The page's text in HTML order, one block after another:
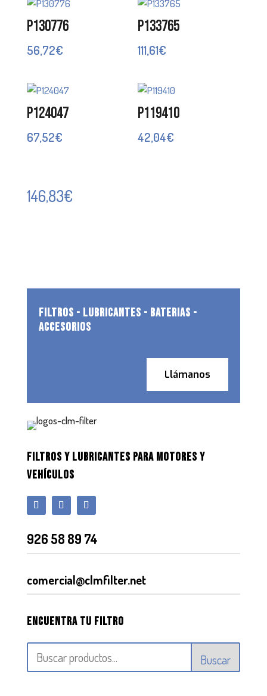
P130776
56,72€
P133765
111,61€
P124047
67,52€
P119410
42,04€
146,83€
FILTROS - LUBRICANTES - BATERIAS -
ACCESORIOS
Llámanos
FILTROS Y LUBRICANTES PARA MOTORES Y
VEHÍCULOS
926 58 89 74
comercial@clmfilter.net
Encuentra tu filtro
Buscar